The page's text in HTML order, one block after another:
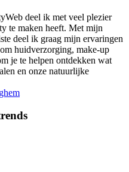
deel ik met veel plezier
te maken heeft. Met mijn
deel ik graag mijn ervaringen
huidverzorging, make-up
je te helpen ontdekken wat
en onze natuurlijke